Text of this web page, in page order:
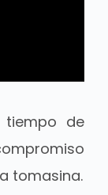
de
tomasina.